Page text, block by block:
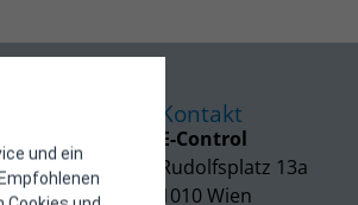
und ein
Kontakt
E-Control
Rudolfsplatz 13a
1010 Wien